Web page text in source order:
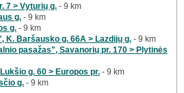
7 > Vyturių g. - 9 km
g. - 9 km
g. - 9 km
Baršausko g. 66A > Lazdijų g. - 9 km
pasažas", Savanorių pr. 170 > Plytinės
g. 60 > Europos pr. - 9 km
g. - 9 km